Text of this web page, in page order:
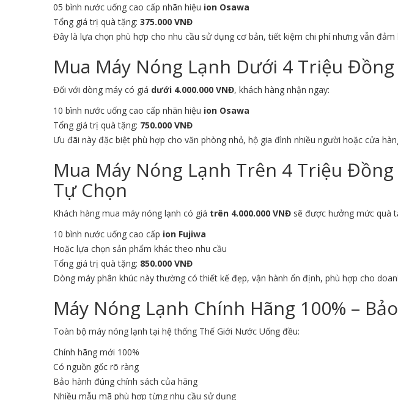
05 bình nước uống cao cấp nhãn hiệu ion Osawa
Tổng giá trị quà tặng: 375.000 VNĐ
Đây là lựa chọn phù hợp cho nhu cầu sử dụng cơ bản, tiết kiệm chi phí nhưng vẫn
Mua Máy Nóng Lạnh Dưới 4 Triệu
Đối với dòng máy có giá dưới 4.000.000 VNĐ, khách hàng nhận ngay:
10 bình nước uống cao cấp nhãn hiệu ion Osawa
Tổng giá trị quà tặng: 750.000 VNĐ
Ưu đãi này đặc biệt phù hợp cho văn phòng nhỏ, hộ gia đình nhiều người hoặc cửa
Mua Máy Nóng Lạnh Trên 4 Triệu
Tự Chọn
Khách hàng mua máy nóng lạnh có giá trên 4.000.000 VNĐ sẽ được hưởng mức quà
10 bình nước uống cao cấp ion Fujiwa
Hoặc lựa chọn sản phẩm khác theo nhu cầu
Tổng giá trị quà tặng: 850.000 VNĐ
Dòng máy phân khúc này thường có thiết kế đẹp, vận hành ổn định, phù hợp cho
Máy Nóng Lạnh Chính Hãng 100% –
Toàn bộ máy nóng lạnh tại hệ thống Thế Giới Nước Uống đều:
Chính hãng mới 100%
Có nguồn gốc rõ ràng
Bảo hành đúng chính sách của hãng
Nhiều mẫu mã phù hợp từng nhu cầu sử dụng